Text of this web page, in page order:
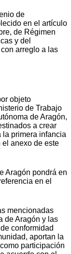
de
en el artículo
de Régimen
y del
arreglo a las
objeto
de Trabajo
de Aragón,
a crear
la primera infancia
el anexo de este
Aragón pondrá en
en el
mencionadas
de Aragón y las
conformidad
aportan la
participación